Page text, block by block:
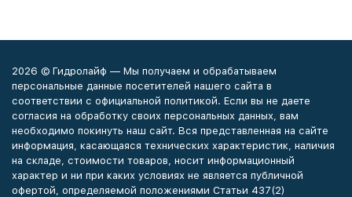
2026 © Гидролайф — Мы получаем и обрабатываем
персональные данные посетителей нашего сайта в
соответствии с официальной политикой. Если вы не даете
согласия на обработку своих персональных данных, вам
необходимо покинуть наш сайт. Вся представленная на сайте
информация, касающаяся технических характеристик, наличия
на складе, стоимости товаров, носит информационный
характер и ни при каких условиях не является публичной
офертой, определяемой положениями Статьи 437(2)